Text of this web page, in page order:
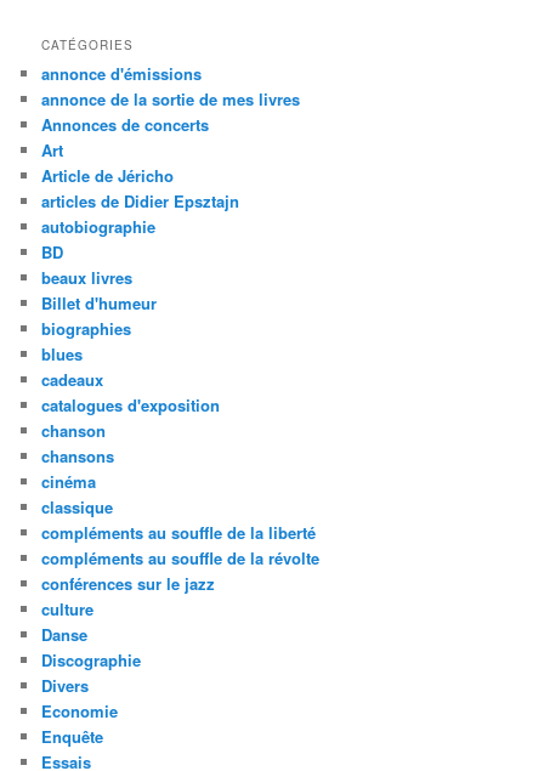
CATÉGORIES
annonce d'émissions
annonce de la sortie de mes livres
Annonces de concerts
Art
Article de Jéricho
articles de Didier Epsztajn
autobiographie
BD
beaux livres
Billet d'humeur
biographies
blues
cadeaux
catalogues d'exposition
chanson
chansons
cinéma
classique
compléments au souffle de la liberté
compléments au souffle de la révolte
conférences sur le jazz
culture
Danse
Discographie
Divers
Economie
Enquête
Essais